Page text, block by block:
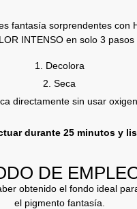
fantasía sorprendentes con
INTENSO en solo 3 pasos
Decolora
Seca
directamente sin usar
durante 25 minutos y
DE
obtenido el fondo ideal
el pigmento fantasía.